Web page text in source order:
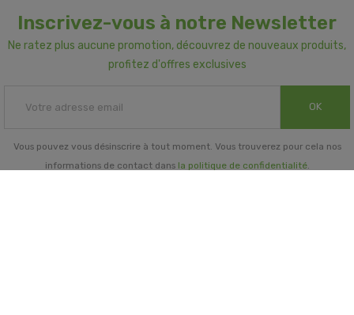
Inscrivez-vous à notre Newsletter
Ne ratez plus aucune promotion, découvrez de nouveaux produits,
profitez d'offres exclusives
OK
Vous pouvez vous désinscrire à tout moment. Vous trouverez pour cela nos
informations de contact dans la politique de confidentialité.